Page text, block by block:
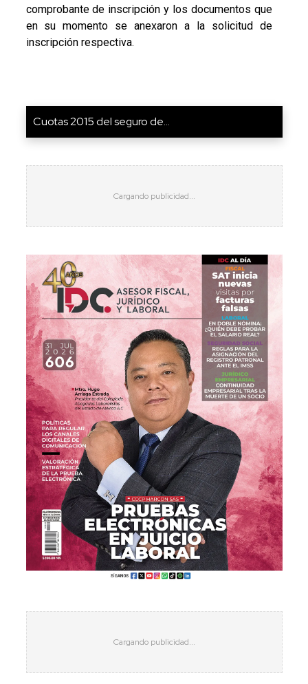
comprobante de inscripción y los documentos que
en su momento se anexaron a la solicitud de
inscripción respectiva.
Cuotas 2015 del seguro de...